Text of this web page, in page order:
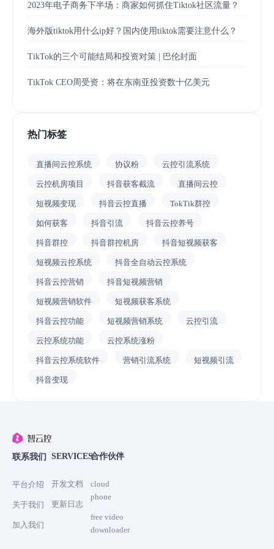
2023年电子商务下半场：商家如何抓住Tiktok社区流量？
海外版tiktok用什么ip好？国内使用tiktok需要注意什么？
TikTok的三个可能结局和投资对策 | 巴伦封面
TikTok CEO周受资：将在东南亚投资数十亿美元
热门标签
直播间云控系统 协议粉 云控引流系统
云控机房项目 抖音获客截流 直播间云控
短视频变现 抖音云控直播 TokTik群控
如何获客 抖音引流 抖音云控养号
抖音群控 抖音群控机房 抖音短视频获客
短视频云控系统 抖音全自动云控系统
抖音云控营销 抖音短视频营销
短视频营销软件 短视频获客系统
抖音云控功能 短视频营销系统 云控引流
云控系统功能 云控系统涨粉
抖音云控系统软件 营销引流系统 短视频引流
抖音变现
联系我们
平台介绍
关于我们
加入我们
SERVICES
开发文档
更新日志
合作伙伴
cloud
phone
free video
downloader